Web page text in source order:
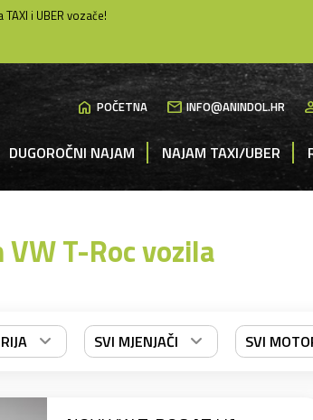
i UBER vozače!
homePOČETNA mailINFO@ANINDOL.HR
DUGOROČNI NAJAM NAJAM TAXI/UBER
T-Roc vozila
SVI MJENJAČI SVI